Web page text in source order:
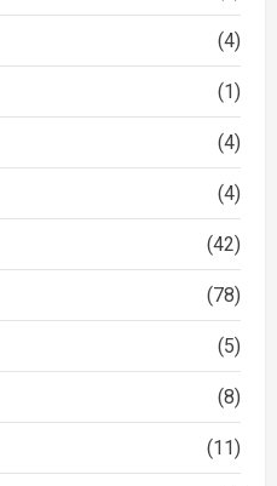
(4)
(1)
(4)
(4)
(42)
(78)
(5)
(8)
(11)